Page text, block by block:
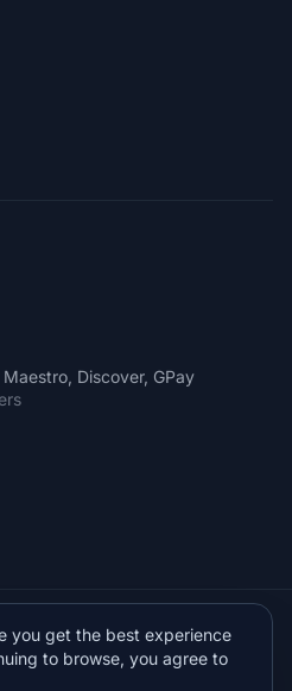
Discover, GPay
Veliko Brdo, Makarska
you get the best experience
to browse, you agree to